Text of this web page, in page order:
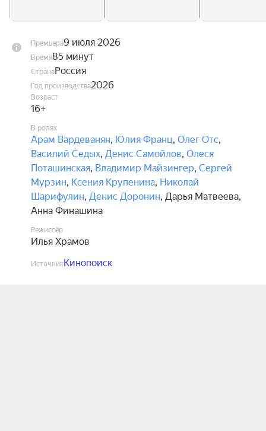
Премьера9 июля 2026
Время85 минут
СтранаРоссия
Год производства2026
Возраст
16+
В ролях
Арам Вардеванян, Юлия Франц, Олег Отс,
Василий Седых, Денис Самойлов, Олеся
Поташинская, Владимир Майзингер, Сергей
Мурзин, Ксения Крупенина, Николай
Шарифулин, Денис Доронин, Дарья Матвеева,
Анна Финашина
Режиссёр
Илья Храмов
ИсточникКинопоиск